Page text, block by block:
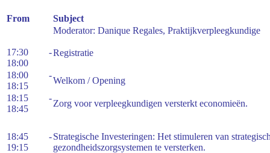
From
Subject
Moderator: Danique Regales, Praktijkverpleegkundige
17:30 -
18:00
Registratie
18:00 -
18:15
Welkom / Opening
18:15 -
18:45
Zorg voor verpleegkundigen versterkt economieën.
18:45 -
19:15
Strategische Investeringen: Het stimuleren van
gezondheidszorgsystemen te versterken.